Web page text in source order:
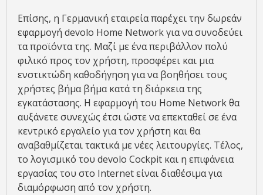
Επίσης, η Γερμανική εταιρεία παρέχει την δωρεάν
εφαρμογή devolo Home Network για να συνοδεύει
τα προϊόντα της. Μαζί με ένα περιβάλλον πολύ
φιλικό προς τον χρήστη, προσφέρει και μια
ενστικτώδη καθοδήγηση για να βοηθήσει τους
χρήστες βήμα βήμα κατά τη διάρκεια της
εγκατάστασης. Η εφαρμογή του Home Network θα
αυξάνετε συνεχώς έτσι ώστε να επεκταθεί σε ένα
κεντρικό εργαλείο για τον χρήστη και θα
αναβαθμίζεται τακτικά με νέες λειτουργίες. Τέλος,
το λογισμικό του devolo Cockpit και η επιφάνεια
εργασίας του στο Internet είναι διαθέσιμα για
διαμόρφωση από τον χρήστη.